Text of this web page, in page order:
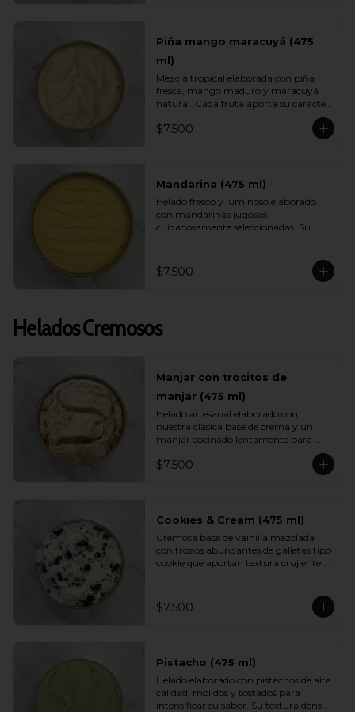
Piña mango maracuyá (475
ml)
Mezcla tropical elaborada con piña
fresca, mango maduro y maracuyá
natural. Cada fruta aporta su carácter:
dulzor, jugosidad y acidez vibrante. Un
helado ligero, muy refrescante y lleno
$7.500
Mandarina (475 ml)
Helado fresco y luminoso elaborado
con mandarinas jugosas
cuidadosamente seleccionadas. Su
vibrante ideal para quienes buscan
opciones frutales y livianas.
$7.500
Helados Cremosos
Manjar con trocitos de
manjar (475 ml)
Helado artesanal elaborado con
nuestra clásica base de crema y un
manjar cocinado lentamente para
abundantes trocitos de manjar que
aportan textura y un dulzor profundo
los chilenos.
$7.500
Cookies & Cream (475 ml)
Cremosa base de vainilla mezclada
con trozos abundantes de galletas tipo
cookie que aportan textura crujiente y
perfecto para los fanáticos de las
combinaciones cremosas y crocantes.
$7.500
Pistacho (475 ml)
Helado elaborado con pistachos de alta
calidad, molidos y tostados para
intensificar su sabor. Su textura densa